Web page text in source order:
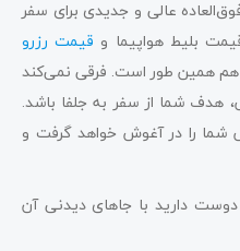
عالی و جدیدی برای سفر
بلیط هواپیما و قیمت رزرو
هم همین طور است. فرقی نمی‌کند
هدف شما از سفر به جلفا باشد.
را در آغوش خواهد گرفت و
دارید با جاهای دیدنی آن